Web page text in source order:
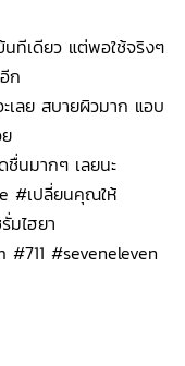
นทีเดียว แต่พอใช้จริงๆ
ก
เลย สบายผิวมาก แอบ
ชื่นมากๆ เลยนะ
#เปลี่ยนคุณให้
มไฮยา
#seveneleven